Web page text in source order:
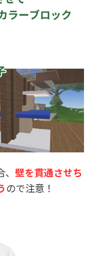
壁を貫通させち
ので注意！